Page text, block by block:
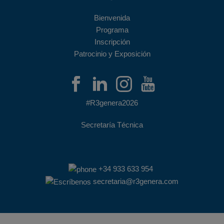
Bienvenida
Programa
Inscripción
Patrocinio y Exposición
#R3genera2026
Secretaría Técnica
+34 933 633 954
secretaria@r3genera.com